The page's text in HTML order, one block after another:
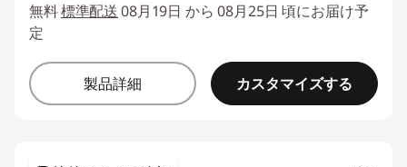
無料標準配送08月19日 から 08月25日 頃にお届け予
定
製品詳細 カスタマイズする